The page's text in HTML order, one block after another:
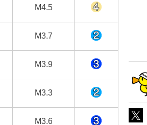
M4.5
M3.7
M3.9
M3.3
M3.6